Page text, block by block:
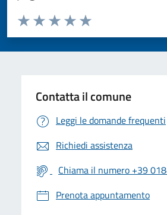
Valuta da 1 a 5 stelle la pagina
Valuta 5 stelle su 5
Valuta 4 stelle su 5
Valuta 3 stelle su 5
Valuta 2 stelle su 5
Valuta 1 stelle su 5
Contatta il comune
Leggi le domande frequenti
Richiedi assistenza
Chiama il numero +39
Prenota appuntamento